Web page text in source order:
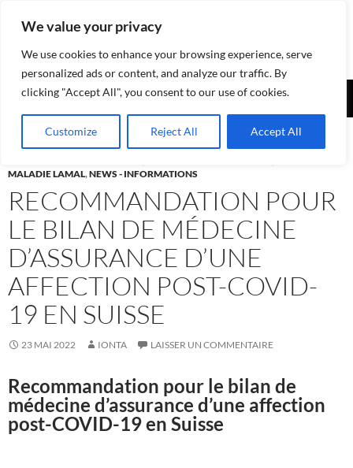
We value your privacy
We use cookies to enhance your browsing experience, serve
personalized ads or content, and analyze our traffic. By
clicking "Accept All", you consent to our use of cookies.
Customize Reject All Accept All
Assurances-sociales.info
Recherche
MALADIE LAMAL,NEWS - INFORMATIONS
RECOMMANDATION POUR
LE BILAN DE MÉDECINE
D’ASSURANCE D’UNE
AFFECTION POST-COVID-
19 EN SUISSE
23 MAI 2022 IONTA LAISSER UN COMMENTAIRE
Recommandation pour le bilan de
médecine d’assurance d’une affection
post-COVID-19 en Suisse